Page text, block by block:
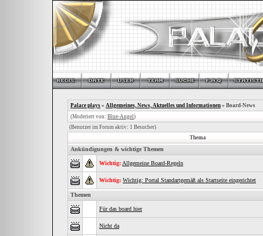
Palace plays » Allgemeines, News, Aktuelles und Informationen » Board-News
(Moderiert von: Blue-Angel)
(Benutzer im Forum aktiv: 1 Besucher)
Thema
Ankündigungen & wichtige Themen
Wichtig: Allgemeine Board-Regeln
Wichtig: Wichtig: Portal Standartgemäß als Startseite eingerichtet
Themen
Für das board hier
Nicht da